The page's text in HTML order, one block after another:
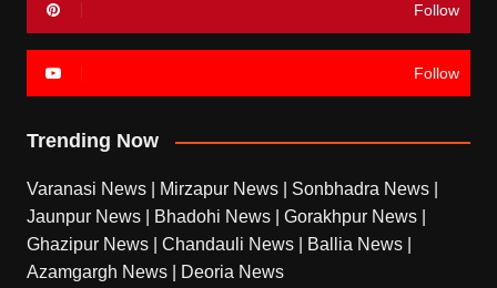
Follow
Follow
Trending Now
Varanasi News Mirzapur News Sonbhadra News
Jaunpur News
Bhadohi News Gorakhpur News
Ghazipur News
Chandauli News Ballia News
Azamgargh News
Deoria News